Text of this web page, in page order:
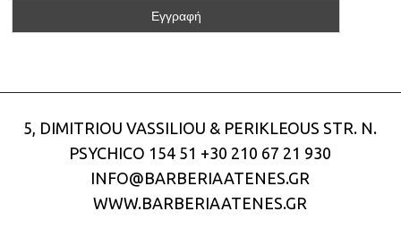
5, DIMITRIOU VASSILIOU & PERIKLEOUS STR. N.
PSYCHICO 154 51 +30 210 67 21 930
INFO@BARBERIAATENES.GR
WWW.BARBERIAATENES.GR